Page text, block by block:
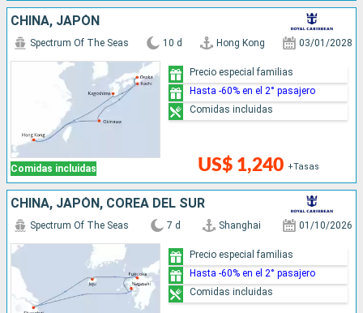
CHINA, JAPÓN
Comidas incluidas
Spectrum Of The Seas 10 d Hong Kong 03/01/2028
US$ 1,240 +Tasas
Precio especial familias
Hasta -60% en el 2° pasajero
Comidas incluidas
CHINA, JAPÓN, COREA DEL SUR
Spectrum Of The Seas 7 d Shanghai 01/10/2026
Precio especial familias
Hasta -60% en el 2° pasajero
Comidas incluidas